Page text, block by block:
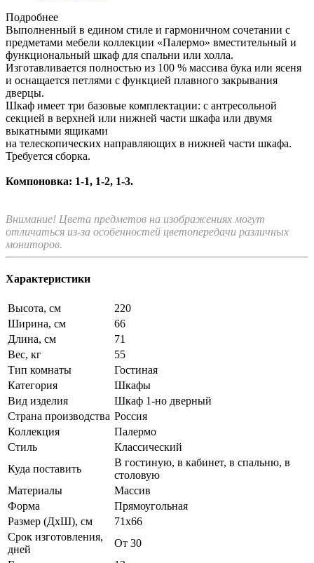
Подробнее
Выполненный в едином стиле и гармоничном сочетании с
предметами мебели коллекции «Палермо» вместительный и
функциональный шкаф для спальни или холла.
Изготавливается полностью из 100 % массива бука или ясеня
и оснащается петлями с функцией плавного закрывания
дверцы.
Шкаф имеет три базовые комплектации: c антресольной
секцией в верхней или нижней части шкафа или двумя
выкатными ящиками
на телескопических направляющих в нижней части шкафа.
Требуется сборка.
Компоновка: 1-1, 1-2, 1-3.
Внимание! Цвета предметов на изображениях могут
отличаться из-за особенностей цветопередачи различных
мониторов.
Характеристики
Высота, см
220
Ширина, см
66
Длина, см
71
Вес, кг
55
Тип комнаты
Гостиная
Категория
Шкафы
Вид изделия
Шкаф 1-но дверный
Страна производства Россия
Коллекция
Палермо
Стиль
Классический
Куда поставить
В гостиную, в кабинет, в спальню, в
столовую
Материалы
Массив
Форма
Прямоугольная
Размер (ДхШ), см
71х66
Срок изготовления,
дней
От 30